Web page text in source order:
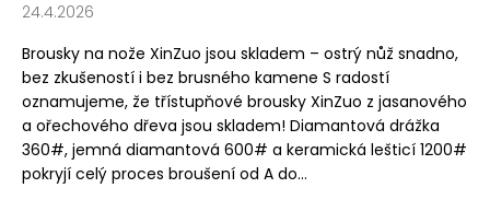
24.4.2026
Brousky na nože XinZuo jsou skladem – ostrý nůž snadno,
bez zkušeností i bez brusného kamene S radostí
oznamujeme, že třístupňové brousky XinZuo z jasanového
a ořechového dřeva jsou skladem! Diamantová drážka
360#, jemná diamantová 600# a keramická lešticí 1200#
pokryjí celý proces broušení od A do...